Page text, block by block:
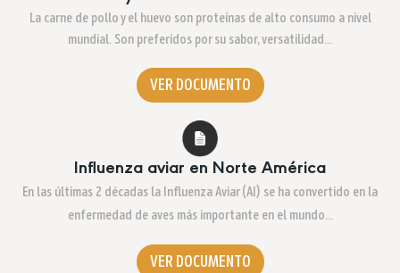
La carne de pollo y el huevo son proteínas de alto consumo a nivel
mundial. Son preferidos por su sabor, versatilidad…
VER DOCUMENTO
Influenza aviar en Norte América
En las últimas 2 décadas la Influenza Aviar (AI) se ha convertido en la
enfermedad de aves más importante en el mundo…
VER DOCUMENTO